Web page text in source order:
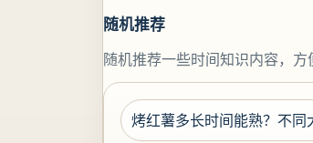
随机推荐
随机推荐一些时间知识内容，方
烤红薯多长时间能熟？不